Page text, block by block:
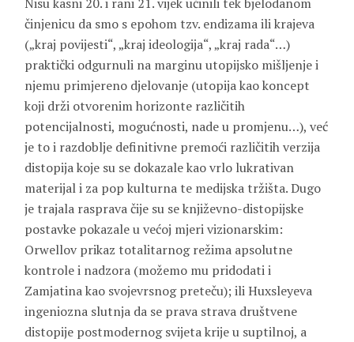
činjenicu da smo s epohom tzv. endizama ili krajeva
(„kraj povijesti“, „kraj ideologija“, „kraj rada“…)
praktički odgurnuli na marginu utopijsko mišljenje i
njemu primjereno djelovanje (utopija kao koncept
koji drži otvorenim horizonte različitih
potencijalnosti, mogućnosti, nade u promjenu…), već
je to i razdoblje definitivne premoći različitih verzija
distopija koje su se dokazale kao vrlo lukrativan
materijal i za pop kulturna te medijska tržišta. Dugo
je trajala rasprava čije su se književno-distopijske
postavke pokazale u većoj mjeri vizionarskim:
Orwellov prikaz totalitarnog režima apsolutne
kontrole i nadzora (možemo mu pridodati i
Zamjatina kao svojevrsnog preteču); ili Huxsleyeva
ingeniozna slutnja da se prava strava društvene
distopije postmodernog svijeta krije u suptilnoj, a